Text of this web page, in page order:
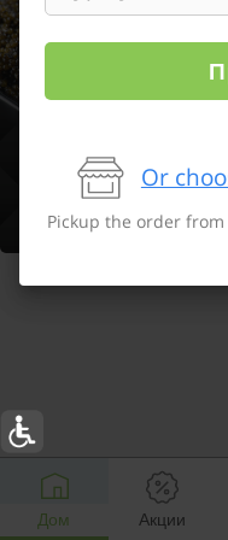
Дом Акции
Or
Pickup the order